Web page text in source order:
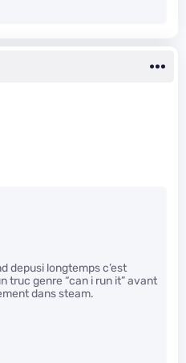
depusi longtemps c’est
truc genre “can i run it” avant
dans steam.